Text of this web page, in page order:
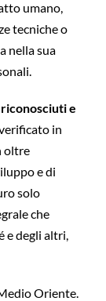
umano,
tecniche o
nella sua
riconosciuti e
in
oltre
e di
solo
che
e degli altri,
Oriente.